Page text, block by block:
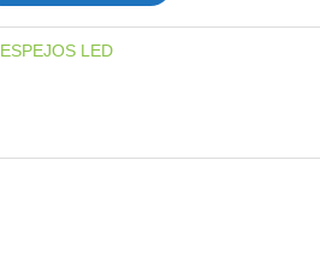
ESPEJOS LED